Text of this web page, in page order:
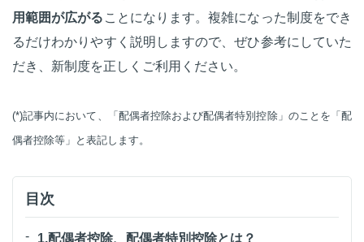
用範囲が広がる ことになります。複雑になった制度をでき
るだけわかりやすく説明しますので、ぜひ参考にしていた
だき、新制度を正しくご利用ください。
(*)記事内において、「配偶者控除および配偶者特別控除」のことを「配
偶者控除等」と表記します。
目次
1.配偶者控除、配偶者特別控除とは？